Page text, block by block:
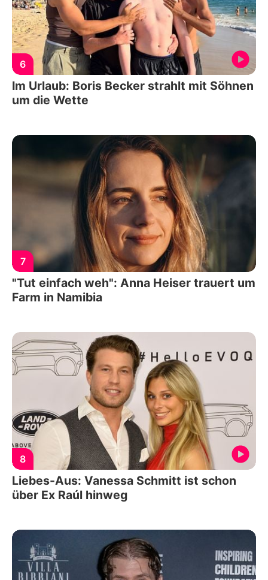
6
Im Urlaub: Boris Becker strahlt mit Söhnen
um die Wette
7
"Tut einfach weh": Anna Heiser trauert um
Farm in Namibia
8
Liebes-Aus: Vanessa Schmitt ist schon
über Ex Raúl hinweg